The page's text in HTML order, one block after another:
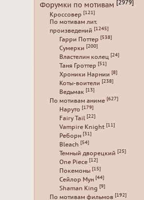
Форумки по мотивам [2979]
Кроссовер [121]
По мотивам лит.
произведений [1245]
Гарри Поттер [538]
Сумерки [200]
Властелин колец [24]
Таня Гроттер [51]
Хроники Нарнии [8]
Коты-воители [238]
Ведьмак [13]
По мотивам аниме [627]
Наруто [179]
Fairy Tail [22]
Vampire Knight [11]
Реборн [31]
Bleach [54]
Темный дворецкий [25]
One Piece [12]
Покемоны [15]
Сейлор Мун [44]
Shaman King [9]
По мотивам фильмов [192]